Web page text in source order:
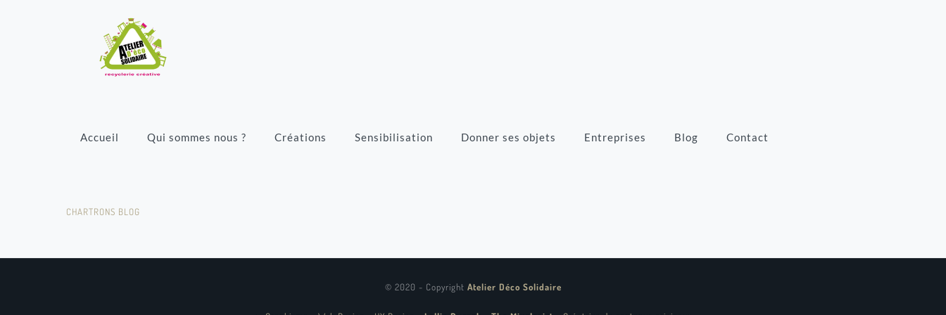
Accueil Qui sommes nous ? Créations Sensibilisation Donner ses objets Entreprises Blog Contact
CHARTRONS BLOG
© 2020 - Copyright Atelier Déco Solidaire